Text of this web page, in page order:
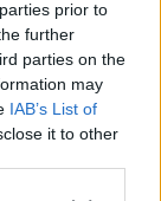
prior to
further
parties on the
may
IAB’s List of
it to other